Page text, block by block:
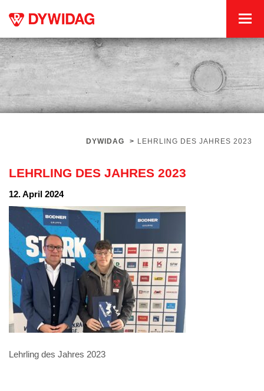
DYWIDAG > LEHRLING DES JAHRES 2023
LEHRLING DES JAHRES 2023
12. April 2024
Lehrling des Jahres 2023